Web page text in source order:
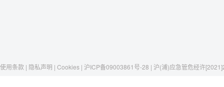
使用条款 | 隐私声明 | Cookies | 沪ICP备09003861号-28 | 沪(浦)应急管危经许